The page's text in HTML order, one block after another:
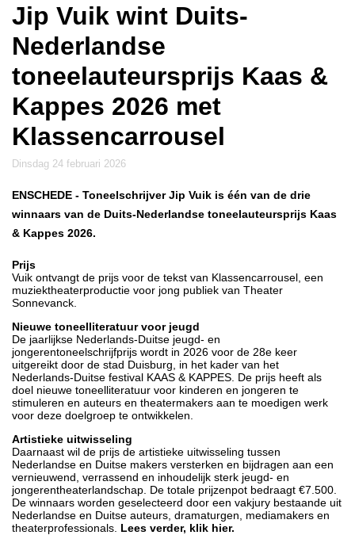
Jip Vuik wint Duits-
Nederlandse
toneelauteursprijs Kaas &
Kappes 2026 met
Klassencarrousel
dinsdag 24 februari 2026
ENSCHEDE - Toneelschrijver Jip Vuik is één van de drie
winnaars van de Duits-Nederlandse toneelauteursprijs Kaas
& Kappes 2026.
Prijs
Vuik ontvangt de prijs voor de tekst van Klassencarrousel, een
muziektheaterproductie voor jong publiek van Theater
Sonnevanck.
Nieuwe toneelliteratuur voor jeugd
De jaarlijkse Nederlands-Duitse jeugd- en
jongerentoneelschrijfprijs wordt in 2026 voor de 28e keer
uitgereikt door de stad Duisburg, in het kader van het
Nederlands-Duitse festival KAAS & KAPPES. De prijs heeft als
doel nieuwe toneelliteratuur voor kinderen en jongeren te
stimuleren en auteurs en theatermakers aan te moedigen werk
voor deze doelgroep te ontwikkelen.
Artistieke uitwisseling
Daarnaast wil de prijs de artistieke uitwisseling tussen
Nederlandse en Duitse makers versterken en bijdragen aan een
vernieuwend, verrassend en inhoudelijk sterk jeugd- en
jongerentheaterlandschap. De totale prijzenpot bedraagt €7.500.
De winnaars worden geselecteerd door een vakjury bestaande uit
Nederlandse en Duitse auteurs, dramaturgen, mediamakers en
theaterprofessionals. Lees verder, klik hier.